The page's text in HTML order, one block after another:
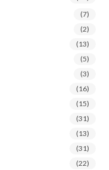
(7)
(2)
(13)
(5)
(3)
(16)
(15)
(31)
(13)
(31)
(22)